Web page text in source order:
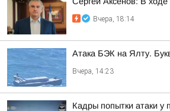
Вчера, 18:14
Атака БЭК на Ялту.
Вчера, 14:23
Кадры попытки атаки